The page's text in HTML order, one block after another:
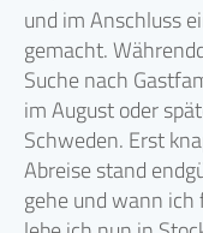
und im Anschluss
gemacht.
Suche nach
im August oder
Schweden. Erst
Abreise stand
gehe und wann